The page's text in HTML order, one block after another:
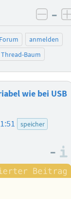
–
anmelden
Baum
wie bei USB
speicher
–